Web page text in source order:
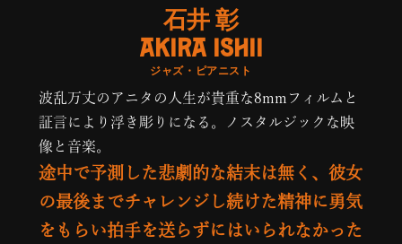
石井 彰
AKIRA ISHII
ジャズ・ピアニスト
波乱万丈のアニタの人生が貴重な8mmフィルムと
証言により浮き彫りになる。ノスタルジックな映
像と音楽。
途中で予測した悲劇的な結末は無く、彼女
の最後までチャレンジし続けた精神に勇気
をもらい拍手を送らずにはいられなかった